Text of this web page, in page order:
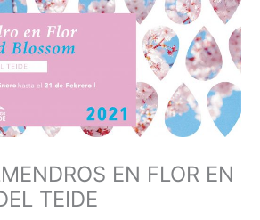
EN FLOR EN
TEIDE